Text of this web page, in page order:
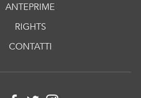
ANTEPRIME
RIGHTS
CONTATTI